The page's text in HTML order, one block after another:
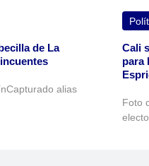
de La
alias
Cali
para
Foto